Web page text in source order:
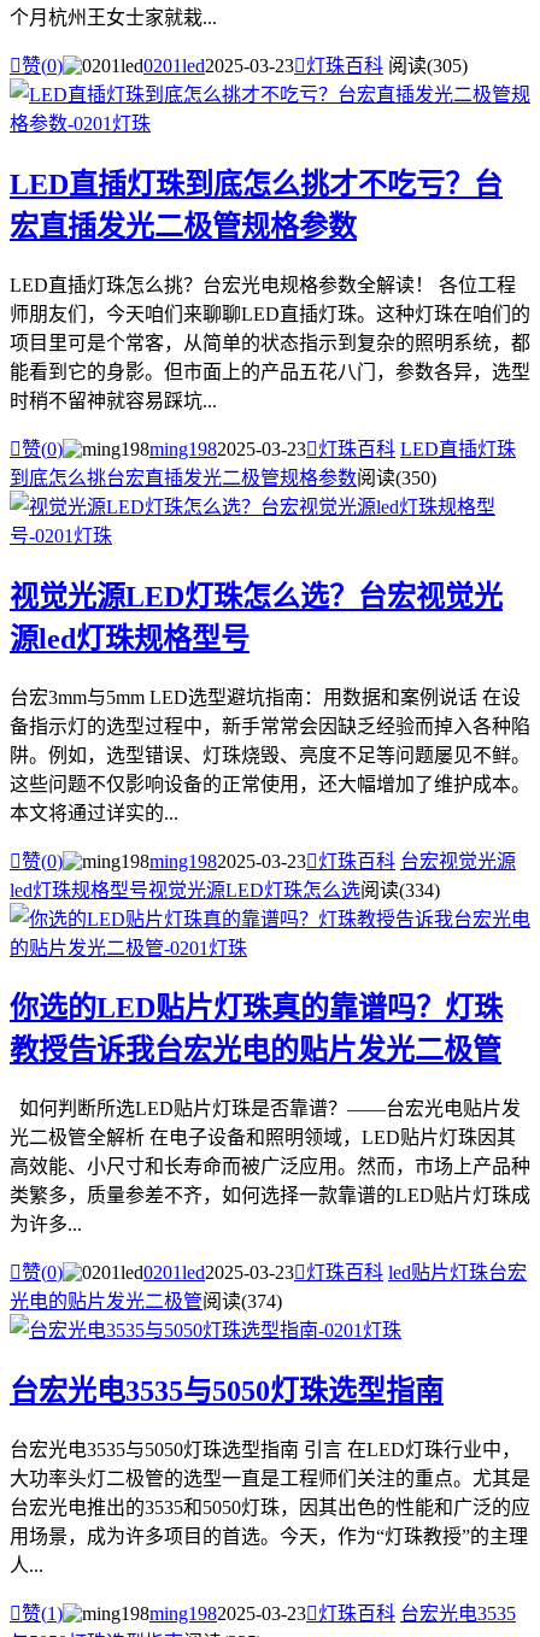
个月杭州王女士家就栽...
赞(0) 0201led2025-03-23灯珠百科 阅读(305)
LED直插灯珠到底怎么挑才不吃亏？台
宏直插发光二极管规格参数
LED直插灯珠怎么挑？台宏光电规格参数全解读！ 各位工程
师朋友们，今天咱们来聊聊LED直插灯珠。这种灯珠在咱们的
项目里可是个常客，从简单的状态指示到复杂的照明系统，都
能看到它的身影。但市面上的产品五花八门，参数各异，选型
时稍不留神就容易踩坑...
赞(0) ming1982025-03-23灯珠百科 LED直插灯珠
到底怎么挑台宏直插发光二极管规格参数阅读(350)
视觉光源LED灯珠怎么选？台宏视觉光
源led灯珠规格型号
台宏3mm与5mm LED选型避坑指南：用数据和案例说话 在设
备指示灯的选型过程中，新手常常会因缺乏经验而掉入各种陷
阱。例如，选型错误、灯珠烧毁、亮度不足等问题屡见不鲜。
这些问题不仅影响设备的正常使用，还大幅增加了维护成本。
本文将通过详实的...
赞(0) ming1982025-03-23灯珠百科 台宏视觉光源
led灯珠规格型号视觉光源LED灯珠怎么选阅读(334)
你选的LED贴片灯珠真的靠谱吗？灯珠
教授告诉我台宏光电的贴片发光二极管
如何判断所选LED贴片灯珠是否靠谱？——台宏光电贴片发
光二极管全解析 在电子设备和照明领域，LED贴片灯珠因其
高效能、小尺寸和长寿命而被广泛应用。然而，市场上产品种
类繁多，质量参差不齐，如何选择一款靠谱的LED贴片灯珠成
为许多...
赞(0) 0201led2025-03-23灯珠百科 led贴片灯珠台宏
光电的贴片发光二极管阅读(374)
台宏光电3535与5050灯珠选型指南
台宏光电3535与5050灯珠选型指南 引言 在LED灯珠行业中，
大功率头灯二极管的选型一直是工程师们关注的重点。尤其是
台宏光电推出的3535和5050灯珠，因其出色的性能和广泛的应
用场景，成为许多项目的首选。今天，作为“灯珠教授”的主理
人...
赞(1) ming1982025-03-23灯珠百科 台宏光电3535